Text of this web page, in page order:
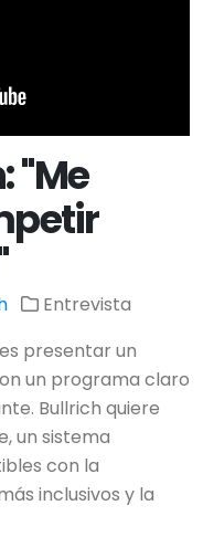
"Me
Entrevista
presentar un
un programa claro
Bullrich quiere
un sistema
con la
inclusivos y la